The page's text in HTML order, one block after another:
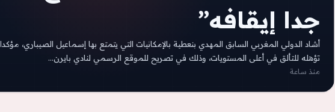
جدا إيقافه”
أشاد الدولي المغربي السابق المهدي بنعطية بالإمكانيات التي يتمتع بها إسماعيل الصيباري،
تؤهله للتألق في أعلى المستويات، وذلك في تصريح للموقع الرسمي لنادي بايرن…
منذ ساعة